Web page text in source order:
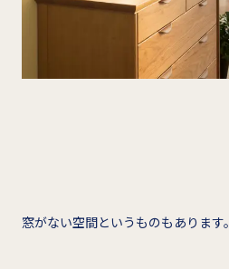
窓がない空間というものもあります。